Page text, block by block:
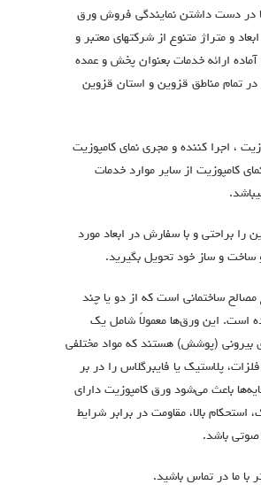
در دست داشتن نمایندگی فروش ورق
و متراژ متنوع از شرکتهای معتبر و
ارائه خدمات بعنوان پخش و عمده
تمام مناطق قزوین و استان قزوین
، اجرا کننده و مجری نمای کامپوزیت
کامپوزیت از سایر موارد خدمات
را براحتی و با سفارش در ابعاد مورد
ساخت و ساز خود تحویل بگیرید.
ساختمانی است که از دو یا چند
است. این ورق‌ها معمولاً شامل یک
بیرونی (پوشش) هستند که مواد مختلفی
پلاستیک یا فایبرگلاس را در بر
باعث می‌شود ورق کامپوزیت دارای
بالا، مقاومت در برابر شرایط
صوتی باشد.
با ما در تماس باشید.